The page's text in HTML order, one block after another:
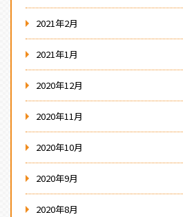
2021年2月
2021年1月
2020年12月
2020年11月
2020年10月
2020年9月
2020年8月